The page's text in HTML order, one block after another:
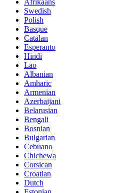
Afrikaans
Swedish
Polish
Basque
Catalan
Esperanto
Hindi
Lao
Albanian
Amharic
Armenian
Azerbaijani
Belarusian
Bengali
Bosnian
Bulgarian
Cebuano
Chichewa
Corsican
Croatian
Dutch